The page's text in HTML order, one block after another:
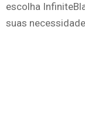
escolha
suas